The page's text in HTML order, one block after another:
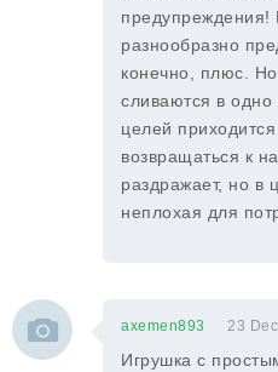
предупреждения!
разнообразно
конечно, плюс.
сливаются в
целей
возвращаться к
раздражает, но в
неплохая для
axemen893 23
Игрушка с